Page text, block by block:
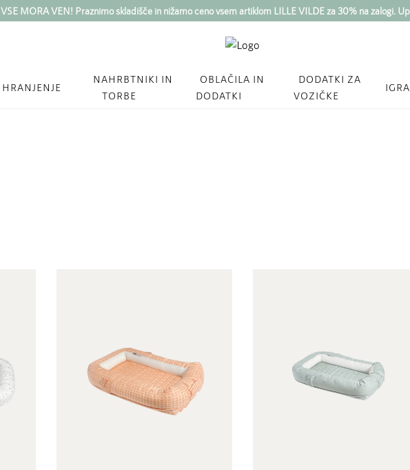
VSE MORA VEN! Praznimo skladišče in nižamo ceno vsem artiklom LILLE VILDE za 30% na zalogi.
HRANJENJE
NAHRBTNIKI IN
TORBE
OBLAČILA IN
DODATKI
DODATKI ZA
VOZIČKE